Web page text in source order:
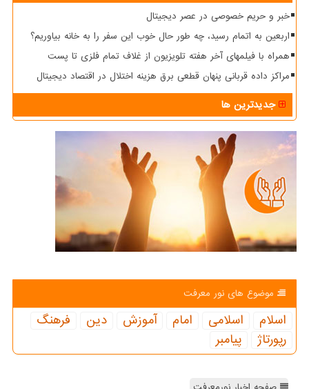
خبر و حریم خصوصی در عصر دیجیتال
اربعین به اتمام رسید، چه طور حال خوب این سفر را به خانه بیاوریم؟
همراه با فیلمهای آخر هفته تلویزیون از غلاف تمام فلزی تا پست
مراکز داده قربانی پنهان قطعی برق هزینه اختلال در اقتصاد دیجیتال
جدیدترین ها
موضوع های نور معرفت
اسلام اسلامی امام آموزش دین
فرهنگ
رپورتاژ
پیامبر